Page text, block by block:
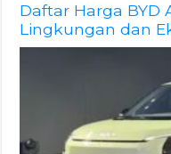
Daftar Harga BYD
Lingkungan dan